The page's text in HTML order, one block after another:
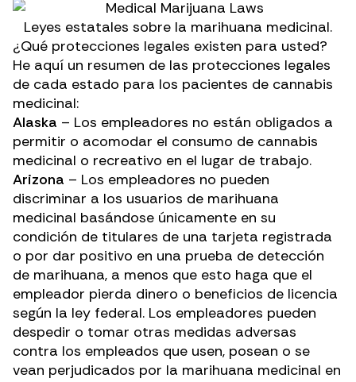
Leyes estatales sobre la marihuana medicinal.
¿Qué protecciones legales existen para usted?
He aquí un resumen de las protecciones legales
de cada estado para los pacientes de cannabis
medicinal:
Alaska – Los empleadores no están obligados a
permitir o acomodar el consumo de cannabis
medicinal o recreativo en el lugar de trabajo.
Arizona – Los empleadores no pueden
discriminar a los usuarios de marihuana
medicinal basándose únicamente en su
condición de titulares de una tarjeta registrada
o por dar positivo en una prueba de detección
de marihuana, a menos que esto haga que el
empleador pierda dinero o beneficios de licencia
según la ley federal. Los empleadores pueden
despedir o tomar otras medidas adversas
contra los empleados que usen, posean o se
vean perjudicados por la marihuana medicinal en